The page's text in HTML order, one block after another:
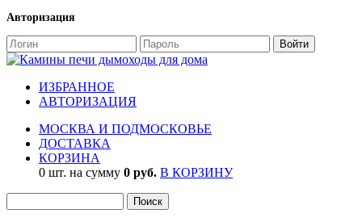
Авторизация
ИЗБРАННОЕ
АВТОРИЗАЦИЯ
МОСКВА И ПОДМОСКОВЬЕ
ДОСТАВКА
КОРЗИНА
0 шт. на сумму 0 руб. В КОРЗИНУ